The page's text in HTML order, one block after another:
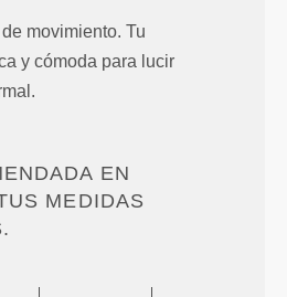
movimiento. Tu
y cómoda para lucir
EN
MEDIDAS